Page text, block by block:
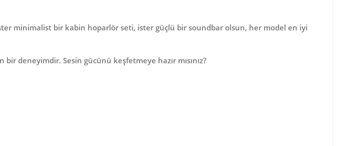
minimalist bir kabin hoparlör seti, ister güçlü bir soundbar olsun, her model en iyi
bir deneyimdir. Sesin gücünü keşfetmeye hazır mısınız?